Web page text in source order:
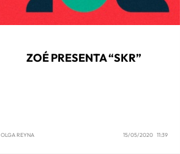
ZOÉ PRESENTA “SKR”
OLGA REYNA 15/05/2020 11:39